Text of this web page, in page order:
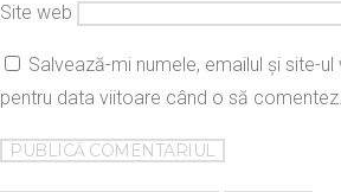
Site web
Salvează-mi numele, emailul și site-
pentru data viitoare când o să comentez.